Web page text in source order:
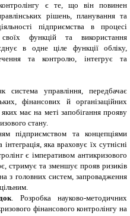
є те, що він повинен
рішень, планування та
підприємства в процесі
функцій та використання
в одне ціле функції обліку,
та контролю, інтегрує та
система управління, передбачає
фінансових й організаційних
має на меті запобігання прояву
стану.
підприємством та концепціями
яка враховує їх сутнісні
є імперативом антикризового
стримує та зменшує прояв ризиків
з головних систем, запровадження
Розробка науково-методичних
фінансового контролінгу на